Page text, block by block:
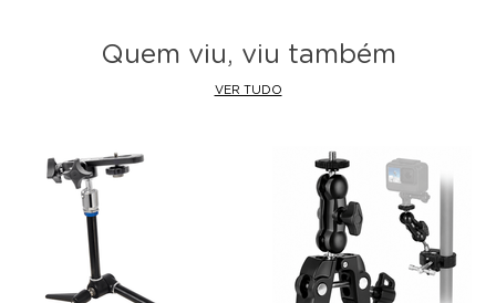
Quem viu, viu também
VER TUDO